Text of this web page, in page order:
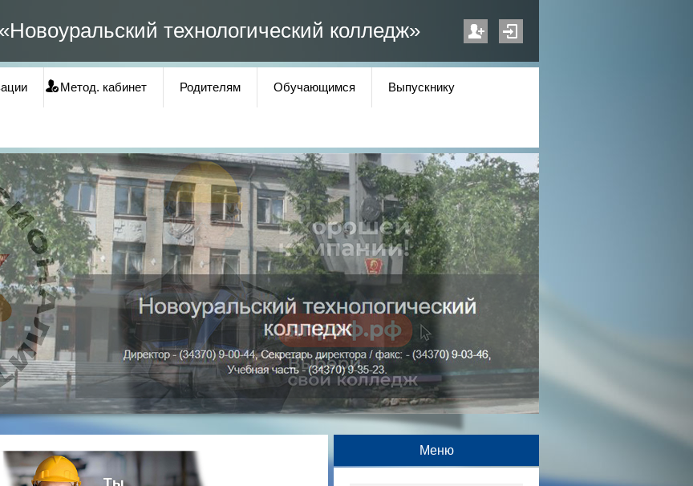
технологический колледж»
Метод. кабинет Родителям Обучающимся Выпускнику
Меню